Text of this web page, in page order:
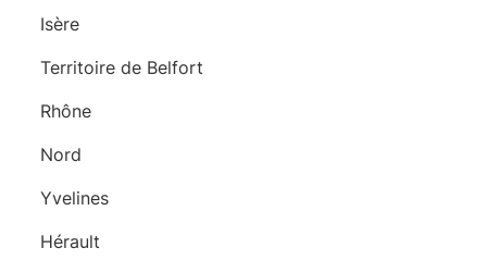
Isère
Territoire de Belfort
Rhône
Nord
Yvelines
Hérault